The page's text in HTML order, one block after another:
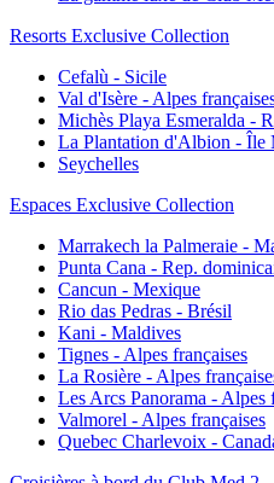
Resorts Exclusive Collection
Cefalù - Sicile
Val d'Isère - Alpes
Michès Playa Esmeralda -
La Plantation d'Albion - Île
Seychelles
Espaces Exclusive Collection
Marrakech la Palmeraie -
Punta Cana - Rep.
Cancun - Mexique
Rio das Pedras - Brésil
Kani - Maldives
Tignes - Alpes françaises
La Rosière - Alpes
Les Arcs Panorama - Alpes
Valmorel - Alpes françaises
Quebec Charlevoix -